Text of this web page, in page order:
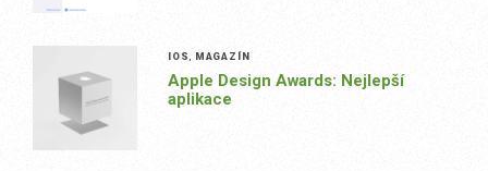
IOS MAGAZÍN
Apple Design Awards: Nejlepší
aplikace